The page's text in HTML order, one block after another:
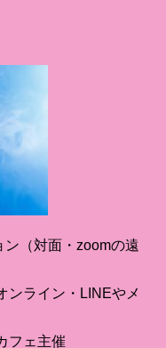
ン（対面・zoomの遠
ンライン・LINEやメ
フェ主催